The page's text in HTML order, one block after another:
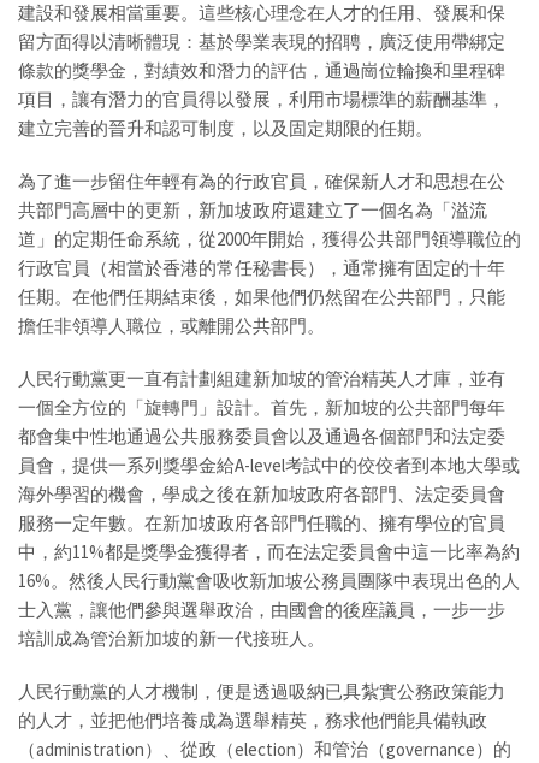
建設和發展相當重要。這些核心理念在人才的任用、發展和保
留方面得以清晰體現：基於學業表現的招聘，廣泛使用帶綁定
條款的獎學金，對績效和潛力的評估，通過崗位輪換和里程碑
項目，讓有潛力的官員得以發展，利用市場標準的薪酬基準，
建立完善的晉升和認可制度，以及固定期限的任期。
為了進一步留住年輕有為的行政官員，確保新人才和思想在公
共部門高層中的更新，新加坡政府還建立了一個名為「溢流
道」的定期任命系統，從2000年開始，獲得公共部門領導職位的
行政官員（相當於香港的常任秘書長），通常擁有固定的十年
任期。在他們任期結束後，如果他們仍然留在公共部門，只能
擔任非領導人職位，或離開公共部門。
人民行動黨更一直有計劃組建新加坡的管治精英人才庫，並有
一個全方位的「旋轉門」設計。首先，新加坡的公共部門每年
都會集中性地通過公共服務委員會以及通過各個部門和法定委
員會，提供一系列獎學金給A-level考試中的佼佼者到本地大學或
海外學習的機會，學成之後在新加坡政府各部門、法定委員會
服務一定年數。在新加坡政府各部門任職的、擁有學位的官員
中，約11%都是獎學金獲得者，而在法定委員會中這一比率為約
16%。然後人民行動黨會吸收新加坡公務員團隊中表現出色的人
士入黨，讓他們參與選舉政治，由國會的後座議員，一步一步
培訓成為管治新加坡的新一代接班人。
人民行動黨的人才機制，便是透過吸納已具紮實公務政策能力
的人才，並把他們培養成為選舉精英，務求他們能具備執政
（administration）、從政（election）和管治（governance）的